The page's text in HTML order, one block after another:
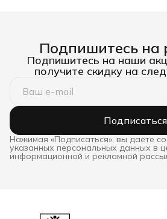
Подпишитесь на
Подпишитесь на наши
получите скидку на
Подписаться
Нажимая «Подписаться», вы даете
указанных персональных данных в
информационной и рекламной